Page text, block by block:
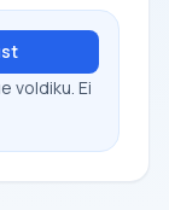
voldiku. Ei